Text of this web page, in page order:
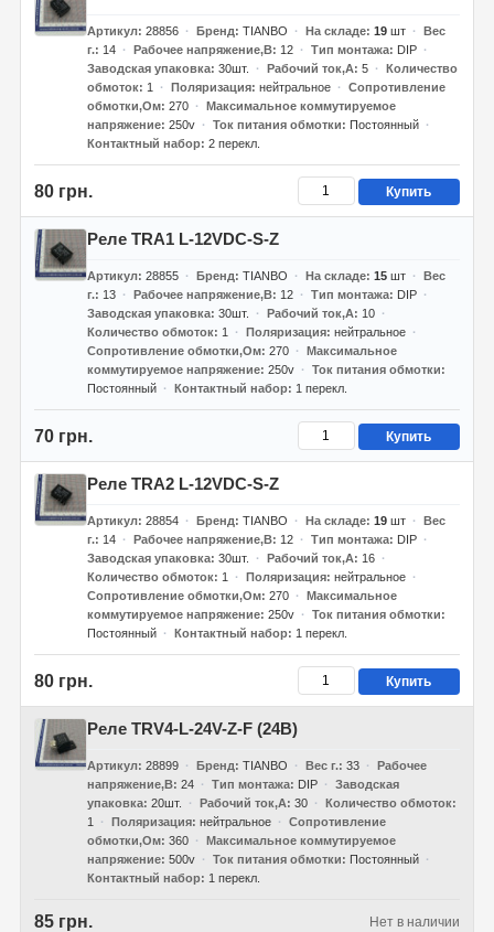
Артикул 28856 Бренд TIANBO На складе 19шт
Вес
г.
14 Рабочее напряжение,В 12 Тип монтажа
DIP
Заводская упаковка 30шт. Рабочий ток,А 5
Количество
обмоток
1 Поляризация нейтральное
Сопротивление
обмотки,Ом 270
Максимальное коммутируемое
напряжение 250v Ток питания обмотки
Постоянный
Контактный набор 2 перекл.
80 грн. Купить
Реле TRA1 L-12VDC-S-Z
Артикул 28855 Бренд TIANBO На складе 15шт
Вес
г.
13 Рабочее напряжение,В 12 Тип монтажа
DIP
Заводская упаковка 30шт. Рабочий ток,А
10
Количество обмоток
1 Поляризация нейтральное
Сопротивление обмотки,Ом 270
Максимальное
коммутируемое напряжение 250v
Ток питания обмотки
Постоянный
Контактный набор 1 перекл.
70 грн. Купить
Реле TRA2 L-12VDC-S-Z
Артикул 28854 Бренд TIANBO На складе 19шт
Вес
г.
14 Рабочее напряжение,В 12 Тип монтажа
DIP
Заводская упаковка 30шт. Рабочий ток,А
16
Количество обмоток
1 Поляризация нейтральное
Сопротивление обмотки,Ом 270
Максимальное
коммутируемое напряжение 250v
Ток питания обмотки
Постоянный
Контактный набор 1 перекл.
80 грн. Купить
Реле TRV4-L-24V-Z-F (24В)
Артикул 28899 Бренд TIANBO Вес г. 33
Рабочее
напряжение,В 24 Тип монтажа DIP
Заводская
упаковка 20шт. Рабочий ток,А 30
Количество обмоток
1
Поляризация нейтральное
Сопротивление
обмотки,Ом 360
Максимальное коммутируемое
напряжение 500v Ток питания обмотки
Постоянный
Контактный набор
1 перекл.
85 грн. Нет в наличии